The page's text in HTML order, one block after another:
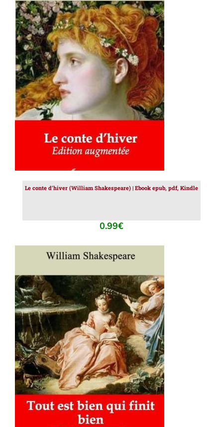
AJOUTER AU PANIER / DÉTAILS
Le conte d’hiver (William Shakespeare) | Ebook epub, pdf, Kindle
0.99€
AJOUTER AU PANIER / DÉTAILS